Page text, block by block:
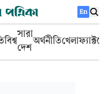
En
বিশ্ব
সারা
দেশ
অর্থনীতিখেলা